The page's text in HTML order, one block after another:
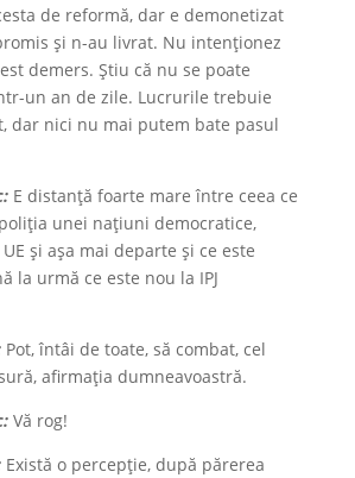
de reformă, dar e demonetizat
și n-au livrat. Nu intenționez
demers. Știu că nu se poate
un an de zile. Lucrurile trebuie
dar nici nu mai putem bate pasul
E distanță foarte mare între ceea ce
unei națiuni democratice,
și așa mai departe şi ce este
la urmă ce este nou la IPJ
Pot, întâi de toate, să combat, cel
afirmația dumneavoastră.
Vă rog!
Există o percepție, după părerea